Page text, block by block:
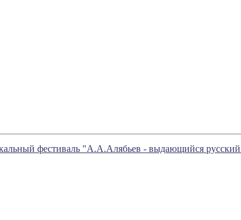
фестиваль "А.А.Алябьев - выдающийся